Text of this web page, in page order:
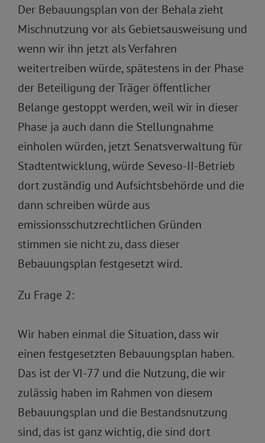
Der Bebauungsplan von der Behala zieht
Mischnutzung vor als Gebietsausweisung und
wenn wir ihn jetzt als Verfahren
weitertreiben würde, spätestens in der Phase
der Beteiligung der Träger öffentlicher
Belange gestoppt werden, weil wir in dieser
Phase ja auch dann die Stellungnahme
einholen würden, jetzt Senatsverwaltung für
Stadtentwicklung, würde Seveso-II-Betrieb
dort zuständig und Aufsichtsbehörde und die
dann schreiben würde aus
emissionsschutzrechtlichen Gründen
stimmen sie nicht zu, dass dieser
Bebauungsplan festgesetzt wird.
Zu Frage 2:
Wir haben einmal die Situation, dass wir
einen festgesetzten Bebauungsplan haben.
Das ist der VI-77 und die Nutzung, die wir
zulässig haben im Rahmen von diesem
Bebauungsplan und die Bestandsnutzung
sind, das ist ganz wichtig, die sind dort